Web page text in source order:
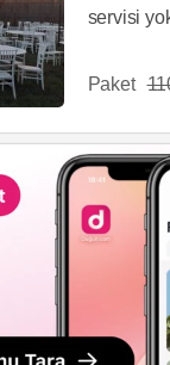
servisi
Paket